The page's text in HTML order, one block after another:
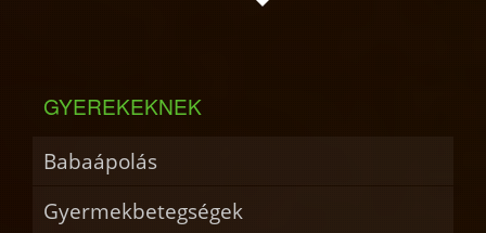
GYEREKEKNEK
Babaápolás
Gyermekbetegségek